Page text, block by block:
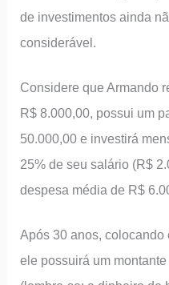
de investimentos ainda
considerável.
Considere que Armando
R$ 8.000,00, possui um
50.000,00 e investirá
25% de seu salário (R$
despesa média de R$
Após 30 anos, colocando
ele possuirá um